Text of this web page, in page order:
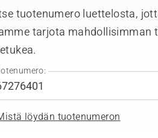
tuotenumero luettelosta,
tarjota mahdollisimman
löydän tuotenumeron